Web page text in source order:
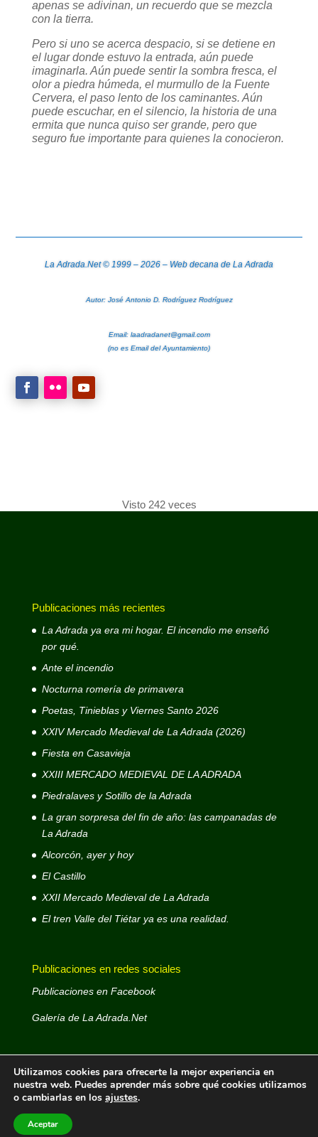
apenas se adivinan, un recuerdo que se mezcla
con la tierra.
Pero si uno se acerca despacio, si se detiene en
el lugar donde estuvo la entrada, aún puede
imaginarla. Aún puede sentir la sombra fresca, el
olor a piedra húmeda, el murmullo de la Fuente
Cervera, el paso lento de los caminantes. Aún
puede escuchar, en el silencio, la historia de una
ermita que nunca quiso ser grande, pero que
seguro fue importante para quienes la conocieron.
La Adrada.Net © 1999 – 2026 – Web decana de La Adrada
Autor: José Antonio D. Rodríguez Rodríguez
Email: laadradanet@gmail.com
(no es Email del Ayuntamiento)
Visto 242 veces
Publicaciones más recientes
La Adrada ya era mi hogar. El incendio me enseñó
por qué.
Ante el incendio
Nocturna romería de primavera
Poetas, Tinieblas y Viernes Santo 2026
XXIV Mercado Medieval de La Adrada (2026)
Fiesta en Casavieja
XXIII MERCADO MEDIEVAL DE LA ADRADA
Piedralaves y Sotillo de la Adrada
La gran sorpresa del fin de año: las campanadas de
La Adrada
Alcorcón, ayer y hoy
El Castillo
XXII Mercado Medieval de La Adrada
El tren Valle del Tiétar ya es una realidad.
Publicaciones en redes sociales
Publicaciones en Facebook
Galería de La Adrada.Net
La Adrada.Net © 1999 - 2026- Web decana de La
Adrada - Autor: José Antonio D. Rodríguez Rodríguez -
Utilizamos cookies para ofrecerte la mejor experiencia en
nuestra web. Puedes aprender más sobre qué cookies utilizamos
o cambiarlas en los ajustes.
Aceptar